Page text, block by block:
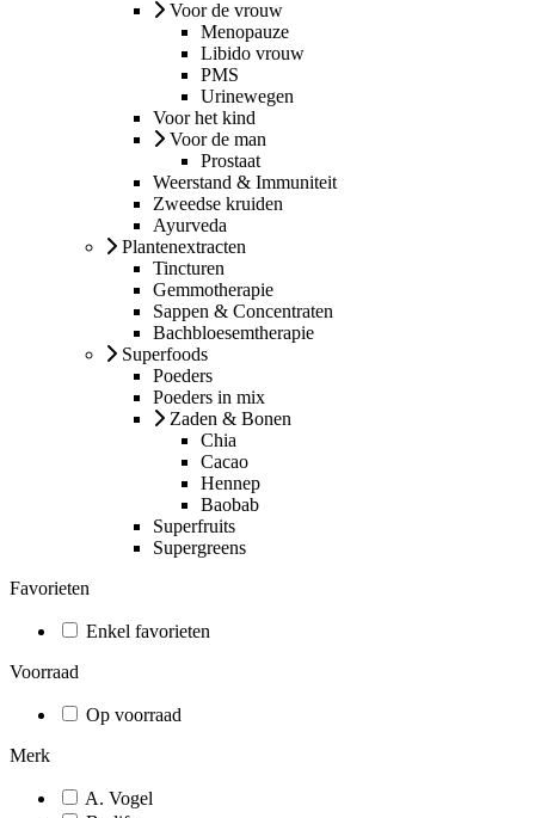
Voor de vrouw
Menopauze
Libido vrouw
PMS
Urinewegen
Voor het kind
Voor de man
Prostaat
Weerstand & Immuniteit
Zweedse kruiden
Ayurveda
Plantenextracten
Tincturen
Gemmotherapie
Sappen & Concentraten
Bachbloesemtherapie
Superfoods
Poeders
Poeders in mix
Zaden & Bonen
Chia
Cacao
Hennep
Baobab
Superfruits
Supergreens
Favorieten
Enkel favorieten
Voorraad
Op voorraad
Merk
A. Vogel